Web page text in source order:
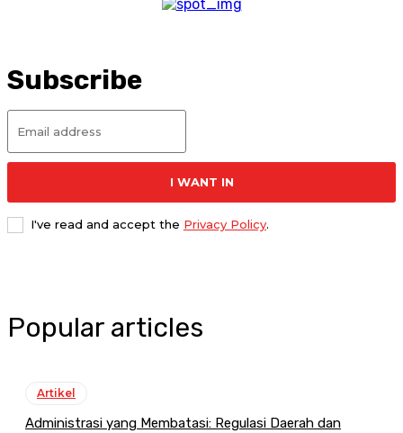
Subscribe
I WANT IN
I've read and accept the Privacy Policy.
Popular articles
Artikel
Administrasi yang Membatasi: Regulasi Daerah dan